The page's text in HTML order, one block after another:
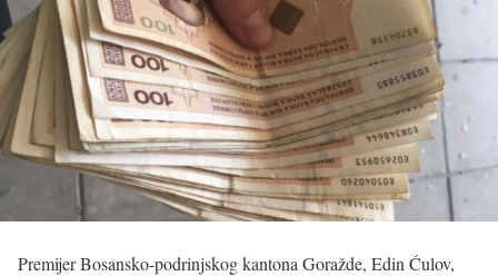
Premijer Bosansko-podrinjskog kantona Goražde, Edin Ćulov,